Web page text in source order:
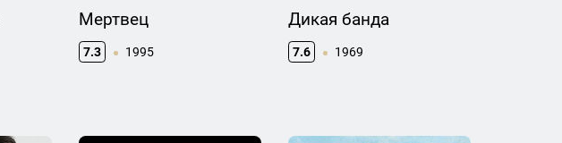
Мертвец
7.3 1995
Дикая банда
7.6 1969